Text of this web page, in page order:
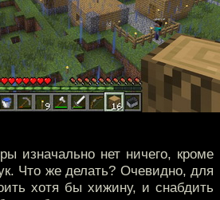
изначально нет ничего, кроме
Что же делать? Очевидно, для
хотя бы хижину, и снабдить